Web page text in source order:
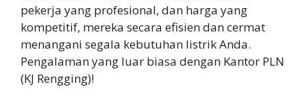
pekerja yang profesional, dan harga yang
kompetitif, mereka secara efisien dan cermat
menangani segala kebutuhan listrik Anda.
Pengalaman yang luar biasa dengan Kantor PLN
(KJ Rengging)!